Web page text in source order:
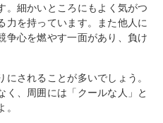
。細かいところにもよく気がつ
力を持っています。また他人に
争心を燃やす一面があり、負け
されることが多いでしょう。
く、周囲には「クールな人」と